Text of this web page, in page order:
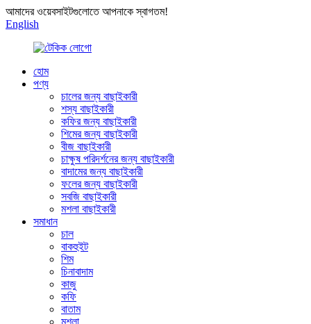
আমাদের ওয়েবসাইটগুলোতে আপনাকে স্বাগতম!
English
হোম
পণ্য
চালের জন্য বাছাইকারী
শস্য বাছাইকারী
কফির জন্য বাছাইকারী
শিমের জন্য বাছাইকারী
বীজ বাছাইকারী
চাক্ষুষ পরিদর্শনের জন্য বাছাইকারী
বাদামের জন্য বাছাইকারী
ফলের জন্য বাছাইকারী
সবজি বাছাইকারী
মশলা বাছাইকারী
সমাধান
চাল
বাকহুইট
শিম
চিনাবাদাম
কাজু
কফি
বাতাম
মশলা